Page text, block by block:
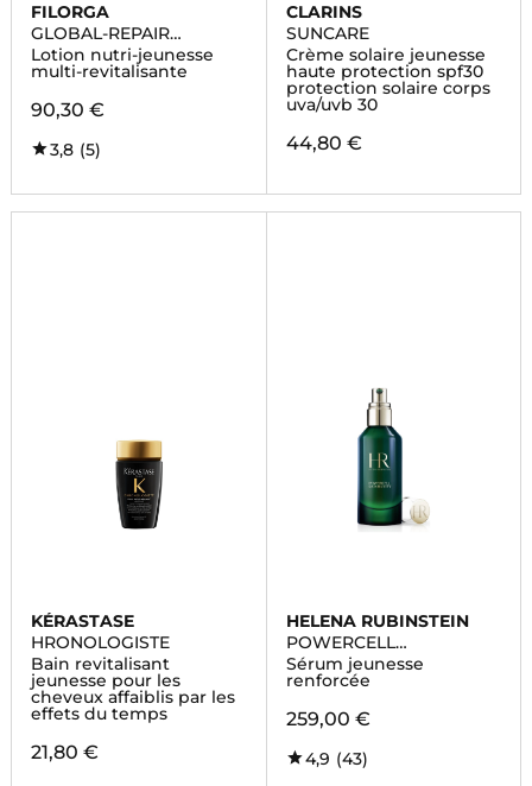
FILORGA
GLOBAL-REPAIR
ESSENCE
Lotion nutri-jeunesse
multi-revitalisante
90,30 €
3,8 (5)
CLARINS
SUNCARE
Crème solaire jeunesse
haute protection spf30
protection solaire corps
uva/uvb 30
44,80 €
KÉRASTASE
HRONOLOGISTE
Bain revitalisant
jeunesse pour les
cheveux affaiblis par les
effets du temps
21,80 €
HELENA RUBINSTEIN
POWERCELL
SKINMUNITY
Sérum jeunesse
renforcée
259,00 €
4,9 (43)